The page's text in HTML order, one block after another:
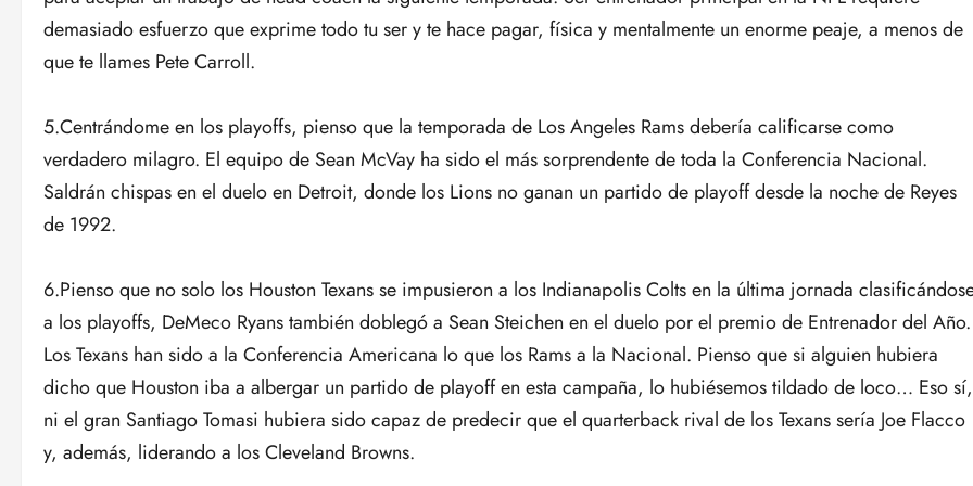
demasiado esfuerzo que exprime todo tu ser y te hace pagar, física y mentalmente un enorme peaje, a menos de
que te llames Pete Carroll.
5.Centrándome en los playoffs, pienso que la temporada de Los Angeles Rams debería calificarse como
verdadero milagro. El equipo de Sean McVay ha sido el más sorprendente de toda la Conferencia Nacional.
Saldrán chispas en el duelo en Detroit, donde los Lions no ganan un partido de playoff desde la noche de Reyes
de 1992.
6.Pienso que no solo los Houston Texans se impusieron a los Indianapolis Colts en la última jornada
a los playoffs, DeMeco Ryans también doblegó a Sean Steichen en el duelo por el premio de Entrenador del Año.
Los Texans han sido a la Conferencia Americana lo que los Rams a la Nacional. Pienso que si alguien hubiera
dicho que Houston iba a albergar un partido de playoff en esta campaña, lo hubiésemos tildado de loco… Eso sí,
ni el gran Santiago Tomasi hubiera sido capaz de predecir que el quarterback rival de los Texans sería Joe Flacco
y, además, liderando a los Cleveland Browns.